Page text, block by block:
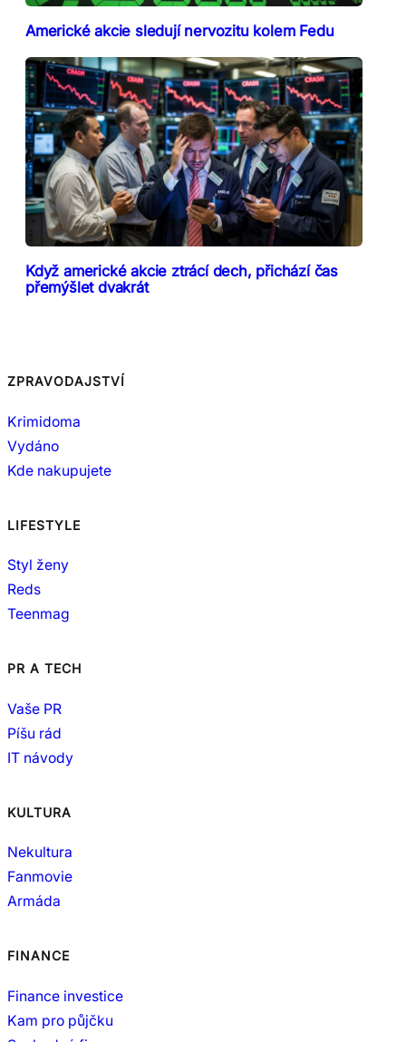
Americké akcie sledují nervozitu kolem Fedu
Když americké akcie ztrácí dech, přichází čas
přemýšlet dvakrát
ZPRAVODAJSTVÍ
Krimidoma
Vydáno
Kde nakupujete
LIFESTYLE
Styl ženy
Reds
Teenmag
PR A TECH
Vaše PR
Píšu rád
IT návody
KULTURA
Nekultura
Fanmovie
Armáda
FINANCE
Finance investice
Kam pro půjčku